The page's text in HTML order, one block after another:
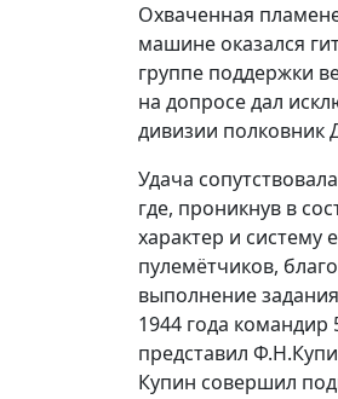
Охваченная
машине оказался
группе поддержки
на допросе дал
дивизии полковник
Удача
где, проникнув в
характер и систему
пулемётчиков,
выполнение
1944 года командир
представил
Купин совершил